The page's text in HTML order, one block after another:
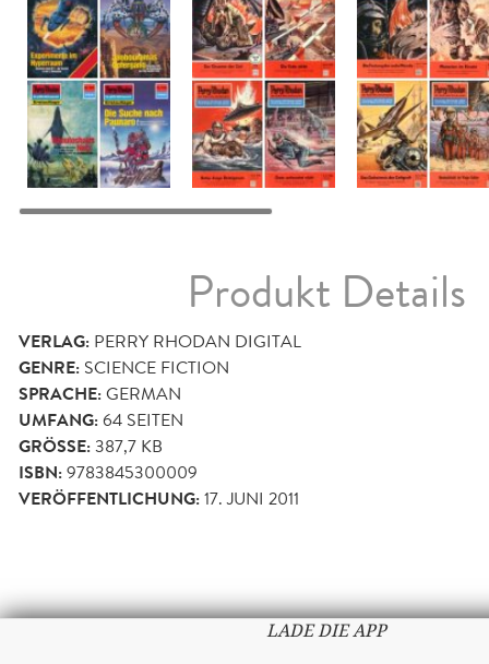
Produkt Details
VERLAG: PERRY RHODAN DIGITAL
GENRE: SCIENCE FICTION
SPRACHE:GERMAN
UMFANG:64 SEITEN
GRÖSSE: 387,7 KB
ISBN:9783845300009
VERÖFFENTLICHUNG:17. JUNI 2011
LADE DIE APP